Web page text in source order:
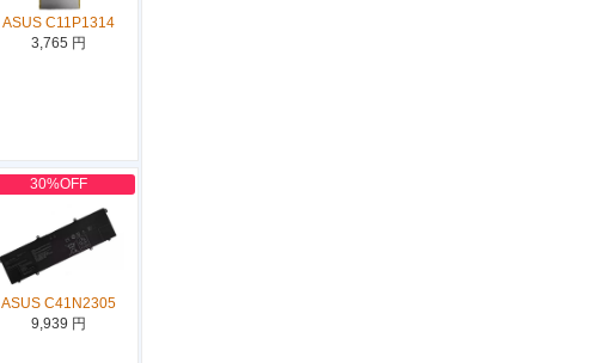
ASUS C11P1314
3,765 円
30%OFF
ASUS C41N2305
9,939 円